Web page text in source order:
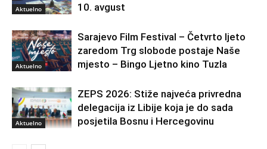
Aktuelno
10. avgust
Aktuelno
Sarajevo Film Festival – Četvrto ljeto
zaredom Trg slobode postaje Naše
mjesto – Bingo Ljetno kino Tuzla
Aktuelno
ZEPS 2026: Stiže najveća privredna
delegacija iz Libije koja je do sada
posjetila Bosnu i Hercegovinu